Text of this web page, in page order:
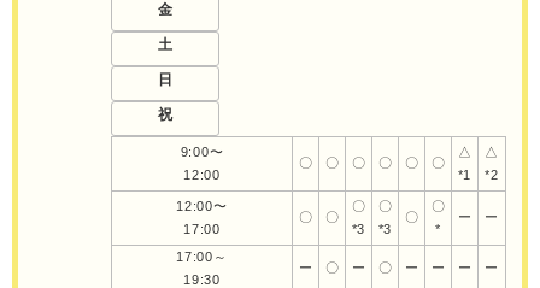
金
土
日
祝
9:00〜
12:00
〇 〇 〇 〇 〇 〇
△
*1
△
*2
12:00〜
17:00
〇 〇
〇
*3
〇
*3
〇
〇
*
ー ー
17:00～
19:30
ー 〇 ー 〇 ー ー ー ー